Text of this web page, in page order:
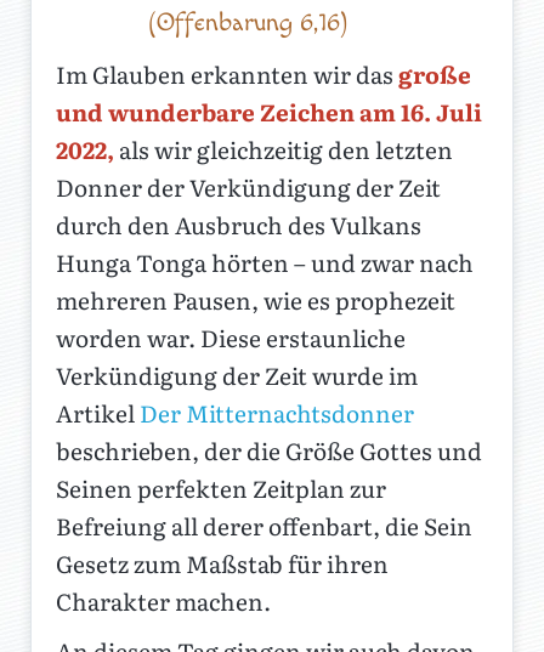
(Offenbarung 6,16)
Im Glauben erkannten wir dasgroße
und wunderbare Zeichen am 16. Juli
2022, als wir gleichzeitig den letzten
Donner der Verkündigung der Zeit
durch den Ausbruch des Vulkans
Hunga Tonga hörten – und zwar nach
mehreren Pausen, wie es prophezeit
worden war. Diese erstaunliche
Verkündigung der Zeit wurde im
ArtikelDer Mitternachtsdonner
beschrieben, der die Größe Gottes und
Seinen perfekten Zeitplan zur
Befreiung all derer offenbart, die Sein
Gesetz zum Maßstab für ihren
Charakter machen.